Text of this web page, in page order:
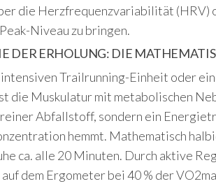
die Herzfrequenzvariabilität (HRV)
Niveau zu bringen.
DER ERHOLUNG: DIE
Trailrunning-Einheit oder
die Muskulatur mit metabolischen
Abfallstoff, sondern ein
hemmt. Mathematisch
ca. alle 20 Minuten. Durch aktive
dem Ergometer bei 40 % der